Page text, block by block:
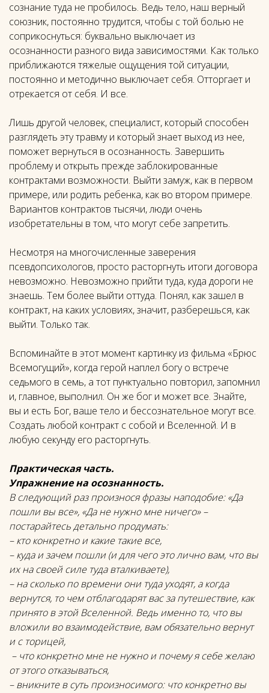
сознание туда не пробилось. Ведь тело, наш верный
союзник, постоянно трудится, чтобы с той болью не
соприкоснуться: буквально выключает из
осознанности разного вида зависимостями. Как только
приближаются тяжелые ощущения той ситуации,
постоянно и методично выключает себя. Отторгает и
отрекается от себя. И все.
Лишь другой человек, специалист, который способен
разглядеть эту травму и который знает выход из нее,
поможет вернуться в осознанность. Завершить
проблему и открыть прежде заблокированные
контрактами возможности. Выйти замуж, как в первом
примере, или родить ребенка, как во втором примере.
Вариантов контрактов тысячи, люди очень
изобретательны в том, что могут себе запретить.
Несмотря на многочисленные заверения
псевдопсихологов, просто расторгнуть итоги договора
невозможно. Невозможно прийти туда, куда дороги не
знаешь. Тем более выйти оттуда. Понял, как зашел в
контракт, на каких условиях, значит, разберешься, как
выйти. Только так.
Вспоминайте в этот момент картинку из фильма «Брюс
Всемогущий», когда герой наплел богу о встрече
седьмого в семь, а тот пунктуально повторил, запомнил
и, главное, выполнил. Он же бог и может все. Знайте,
вы и есть Бог, ваше тело и бессознательное могут все.
Создать любой контракт с собой и Вселенной. И в
любую секунду его расторгнуть.
Практическая часть.
Упражнение на осознанность.
В следующий раз произнося фразы наподобие: «Да
пошли вы все», «Да не нужно мне ничего» –
постарайтесь детально продумать:
– кто конкретно и какие такие все,
– куда и зачем пошли (и для чего это лично вам, что вы
их на своей силе туда вталкиваете),
– на сколько по времени они туда уходят, а когда
вернутся, то чем отблагодарят вас за путешествие, как
принято в этой Вселенной. Ведь именно то, что вы
вложили во взаимодействие, вам обязательно вернут
и с торицей,
– что конкретно мне не нужно и почему я себе желаю
от этого отказываться,
– вникните в суть произносимого: что конкретно вы